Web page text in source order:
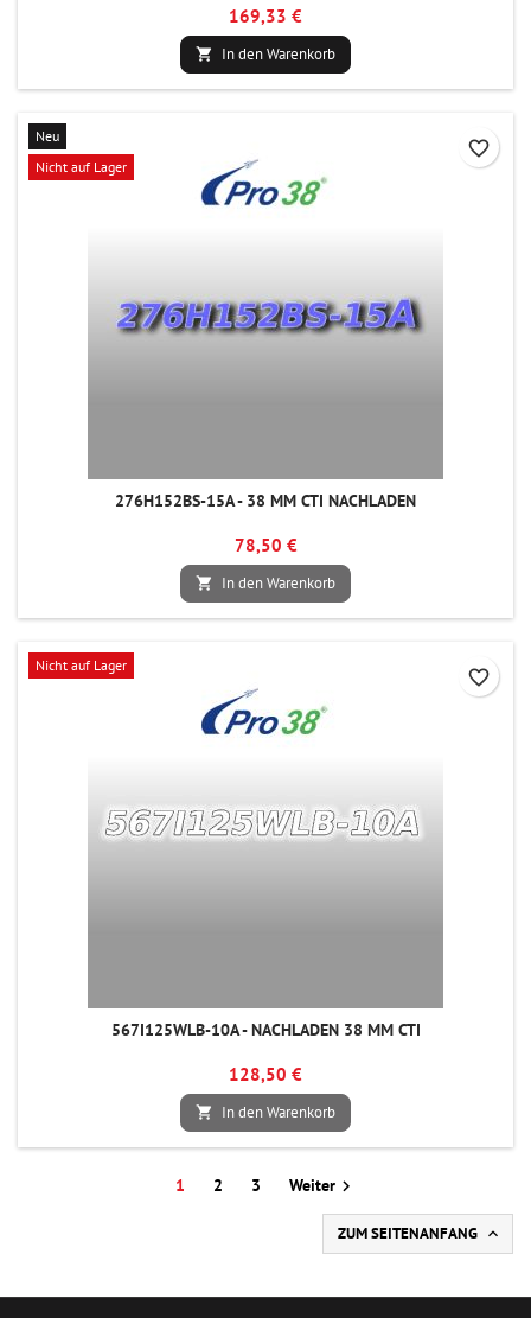
169,33 €
 In den Warenkorb
Neu
Nicht auf Lager
276H152BS-15A - 38 MM CTI NACHLADEN
78,50 €
 In den Warenkorb
favorite_border
Nicht auf Lager
567I125WLB-10A - NACHLADEN 38 MM CTI
128,50 €
 In den Warenkorb
favorite_border
1 2 3 Weiter
ZUM SEITENANFANG 